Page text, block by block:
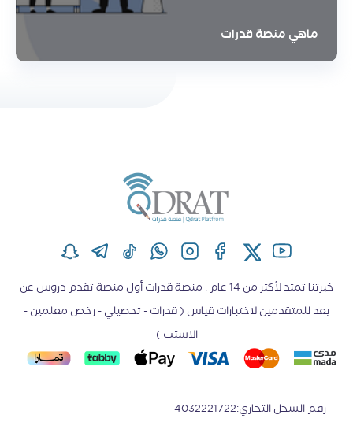
ماهي منصة قدرات
خبرتنا تمتد لأكثر من 14 عام . منصة قدرات أول منصة تقدم دروس عن
بعد للمتقدمين لاختبارات قياس ( قدرات - تحصيلي - رخص معلمين -
الاستب )
رقم السجل التجاري:
4032221722